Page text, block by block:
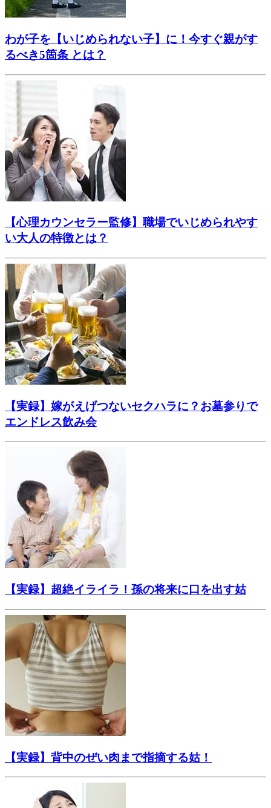
わが子を【いじめられない子】に！今すぐ親がす
るべき5箇条 とは？
【心理カウンセラー監修】職場でいじめられやす
い大人の特徴とは？
【実録】嫁がえげつないセクハラに？お墓参りで
エンドレス飲み会
【実録】超絶イライラ！孫の将来に口を出す姑
【実録】背中のぜい肉まで指摘する姑！